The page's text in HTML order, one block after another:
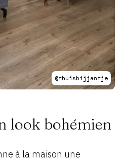
@thuisbijjantje
look bohémien
à la maison une